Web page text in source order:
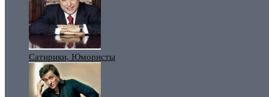
Сатирики, Юмористы